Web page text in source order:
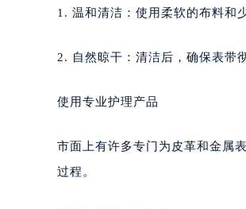
1. 温和清洁：使用柔软的布料和
2. 自然晾干：清洁后，确保表带
使用专业护理产品
市面上有许多专门为皮革和金属
过程。